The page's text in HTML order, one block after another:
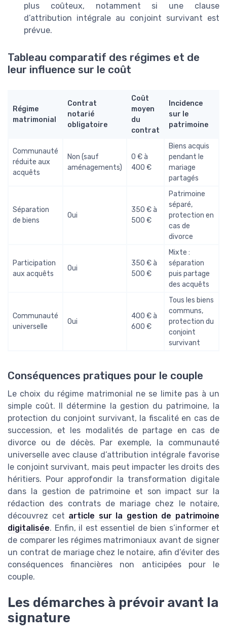
plus coûteux, notamment si une clause
d’attribution intégrale au conjoint survivant est
prévue.
Tableau comparatif des régimes et de
leur influence sur le coût
Régime
matrimonial
Contrat
notarié
obligatoire
Coût
moyen
du
contrat
Incidence
sur le
patrimoine
Communauté
réduite aux
acquêts
Non (sauf
aménagements)
0 € à
400 €
Biens acquis
pendant le
mariage
partagés
Séparation
de biens
Oui
350 € à
500 €
Patrimoine
séparé,
protection en
cas de
divorce
Participation
aux acquêts
Oui
350 € à
500 €
Mixte :
séparation
puis partage
des acquêts
Communauté
universelle
Oui
400 € à
600 €
Tous les biens
communs,
protection du
conjoint
survivant
Conséquences pratiques pour le couple
Le choix du régime matrimonial ne se limite pas à un
simple coût. Il détermine la gestion du patrimoine, la
protection du conjoint survivant, la fiscalité en cas de
succession, et les modalités de partage en cas de
divorce ou de décès. Par exemple, la communauté
universelle avec clause d’attribution intégrale favorise
le conjoint survivant, mais peut impacter les droits des
héritiers. Pour approfondir la transformation digitale
dans la gestion de patrimoine et son impact sur la
rédaction des contrats de mariage chez le notaire,
découvrez cet article sur la gestion de patrimoine
digitalisée. Enfin, il est essentiel de bien s’informer et
de comparer les régimes matrimoniaux avant de signer
un contrat de mariage chez le notaire, afin d’éviter des
conséquences financières non anticipées pour le
couple.
Les démarches à prévoir avant la
signature